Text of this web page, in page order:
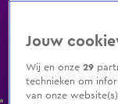
Jouw
Wij en onze29
technieken om
van onze